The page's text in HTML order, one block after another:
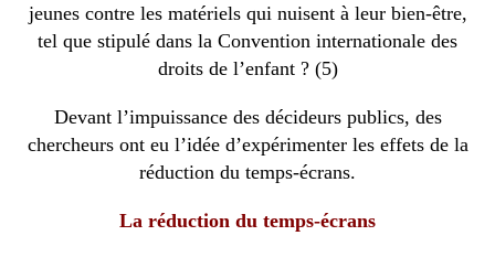
jeunes contre les matériels qui nuisent à leur bien-être,
tel que stipulé dans la Convention internationale des
droits de l’enfant ? (5)
Devant l’impuissance des décideurs publics, des
chercheurs ont eu l’idée d’expérimenter les effets de la
réduction du temps-écrans.
La réduction du temps-écrans